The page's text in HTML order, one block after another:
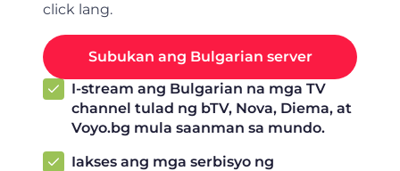
click lang.
Subukan ang Bulgarian server
I-stream ang Bulgarian na mga TV
channel tulad ng bTV, Nova, Diema, at
Voyo.bg mula saanman sa mundo.
Iakses ang mga serbisyo ng